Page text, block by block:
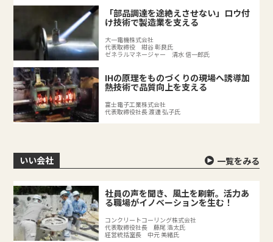
「部品調達を途絶えさせない」ロウ付
け技術で製造業を支える
大一電機株式会社
代表取締役 紺谷 彰良氏
ゼネラルマネージャー 清水 信一郎氏
IHの原理をものづくりの現場へ誘導加
熱技術で品質向上を支える
富士電子工業株式会社
代表取締役社長 渡邊 弘子氏
いい会社 一覧をみる
社員の声を聞き、風土を刷新。活力あ
る職場がイノベーションを生む！
コンクリートコーリング株式会社
代表取締役社長 藤尾 浩太氏
経営統括室長 中元 美緒氏